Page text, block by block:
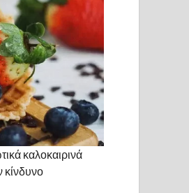
καλοκαιρινά
κίνδυνο